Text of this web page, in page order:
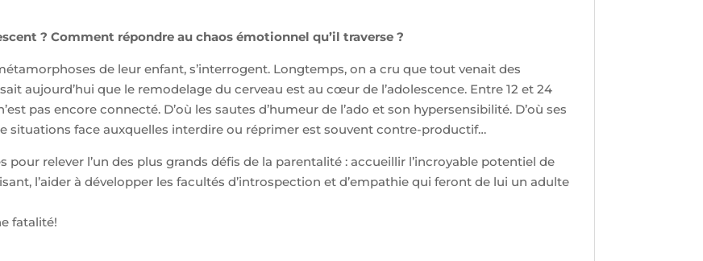
? Comment répondre au chaos émotionnel qu’il traverse ?
de leur enfant, s’interrogent. Longtemps, on a cru que tout venait des
aujourd’hui que le remodelage du cerveau est au cœur de l’adolescence. Entre 12 et 24
pas encore connecté. D’où les sautes d’humeur de l’ado et son hypersensibilité. D’où ses
situations face auxquelles interdire ou réprimer est souvent contre-productif…
pour relever l’un des plus grands défis de la parentalité : accueillir l’incroyable potentiel de
l’aider à développer les facultés d’introspection et d’empathie qui feront de lui un adulte
fatalité!